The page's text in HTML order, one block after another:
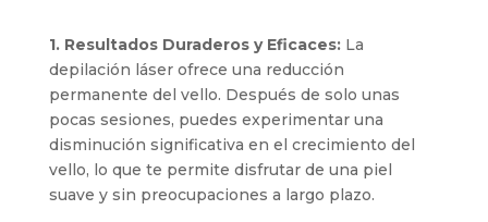
1. Resultados Duraderos y Eficaces:La
depilación láser ofrece una reducción
permanente del vello. Después de solo unas
pocas sesiones, puedes experimentar una
disminución significativa en el crecimiento del
vello, lo que te permite disfrutar de una piel
suave y sin preocupaciones a largo plazo.